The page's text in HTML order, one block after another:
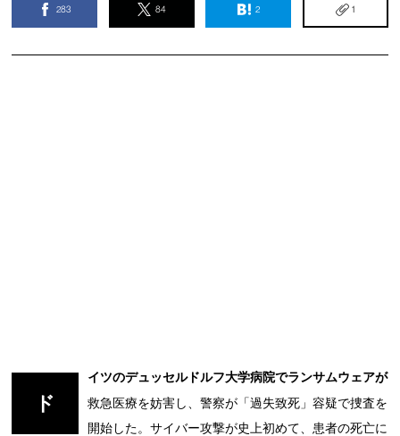
283 84 2 1
ド
イツのデュッセルドルフ大学病院でランサムウェアが
救急医療を妨害し、警察が「過失致死」容疑で捜査を
開始した。サイバー攻撃が史上初めて、患者の死亡に